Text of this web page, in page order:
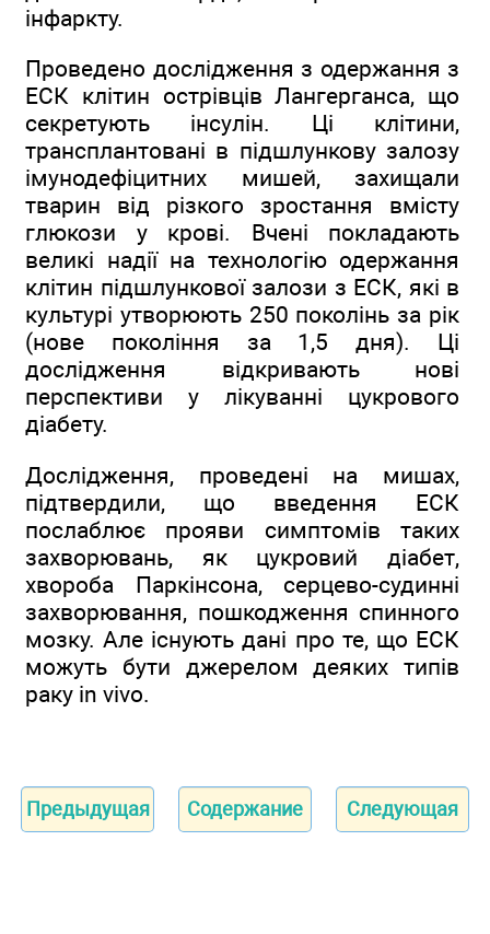
інфаркту.
Проведено дослідження з одержання з
ЕСК клітин острівців Лангерганса, що
секретують інсулін. Ці клітини,
трансплантовані в підшлункову залозу
імунодефіцитних мишей, захищали
тварин від різкого зростання вмісту
глюкози у крові. Вчені покладають
великі надії на технологію одержання
клітин підшлункової залози з ЕСК, які в
культурі утворюють 250 поколінь за рік
(нове покоління за 1,5 дня). Ці
дослідження відкривають нові
перспективи у лікуванні цукрового
діабету.
Дослідження, проведені на мишах,
підтвердили, що введення ЕСК
послаблює прояви симптомів таких
захворювань, як цукровий діабет,
хвороба Паркінсона, серцево-судинні
захворювання, пошкодження спинного
мозку. Але існують дані про те, що ЕСК
можуть бути джерелом деяких типів
раку in vivo.
Предыдущая Содержание Следующая